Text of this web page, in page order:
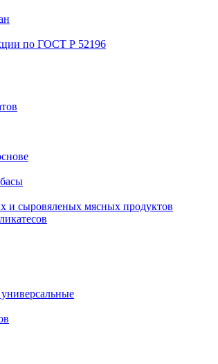
по ГОСТ Р 52196
и сыровяленых мясных продуктов